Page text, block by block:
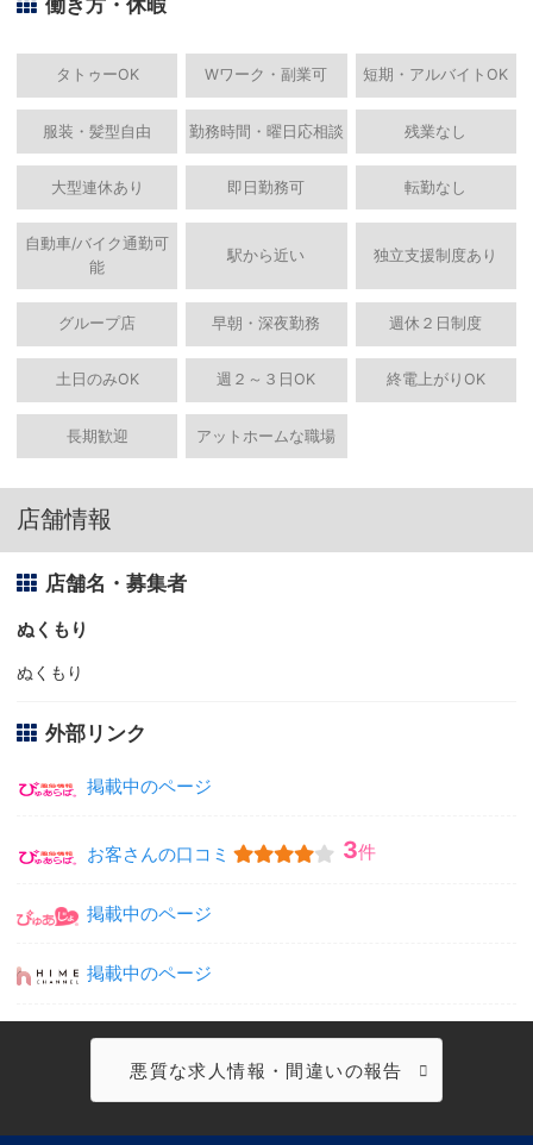
タトゥーOK Wワーク・副業可 短期・アルバイトOK
服装・髪型自由 勤務時間・曜日応相談 残業なし
大型連休あり 即日勤務可 転勤なし
自動車/バイク通勤可
能
駅から近い 独立支援制度あり
グループ店 早朝・深夜勤務 週休２日制度
土日のみOK 週２～３日OK 終電上がりOK
長期歓迎 アットホームな職場
店舗情報
店舗名・募集者
ぬくもり
ぬくもり
外部リンク
掲載中のページ
お客さんの口コミ 3件
掲載中のページ
掲載中のページ
悪質な求人情報・間違いの報告